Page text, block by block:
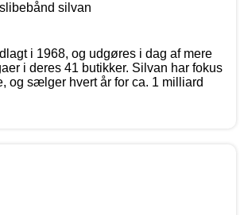
i 1968, og udgøres i dag af mere
i deres 41 butikker. Silvan har fokus
og sælger hvert år for ca. 1 milliard